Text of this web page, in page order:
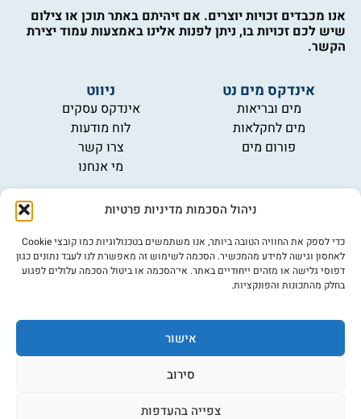
ניהול הסכמות מדיניות פרטיות
כדי לספק את החוויה הטובה ביותר, אנו משתמשים בטכנולוגיות כמו קובצי Cookie
לאחסון וגישה למידע מהמכשיר. הסכמה לשימוש זה מאפשרת לנו לעבד נתונים כגון
דפוסי גלישה או מזהים ייחודיים באתר. אי־הסכמה או ביטול הסכמה עלולים לפגוע
בחלק מהתכונות והפונקציות.
אישור
סירוב
צפייה בהעדפות
אנו מכבדים זכויות יוצרים. אם זיהיתם באתר תוכן או צילום
שיש לכם זכויות בו, ניתן לפנות אלינו באמצעות עמוד יצירת
הקשר.
אינדקס מים נט
מים ובריאות
מים לחקלאות
פורום מים
ניווט
אינדקס עסקים
לוח מודעות
צרו קשר
מי אנחנו
מידע
תקנון
הרשמה לניוזלטר
פרסמו אצלנו
הצהרת נגישות
©כל הזכויות שמורות למים נט (נוסד בשנת 2007) אתר: דיביין